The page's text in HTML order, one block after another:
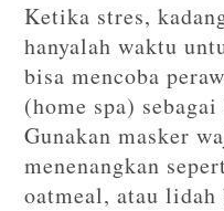
Ketika stres,
hanyalah waktu
bisa mencoba
(home spa)
Gunakan masker
menenangkan
oatmeal, atau lidah